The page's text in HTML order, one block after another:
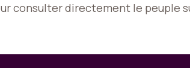
consulter directement le peuple